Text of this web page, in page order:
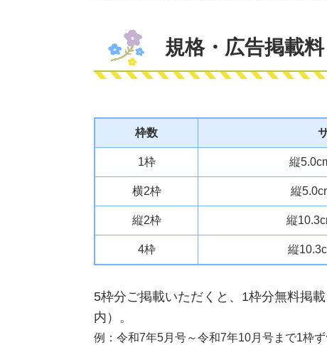
規格・広告掲載料
枠数
1枠 縦
横2枠 縦
縦2枠 縦
4枠 縦
5枠分ご掲載いただくと、1枠分無料掲
内）。
例：令和7年5月号～令和7年10月号まで1枠